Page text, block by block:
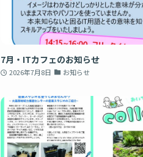
7月・ITカフェのお知らせ
2026年7月8日 お知らせ